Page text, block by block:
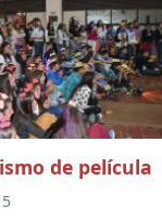
de película